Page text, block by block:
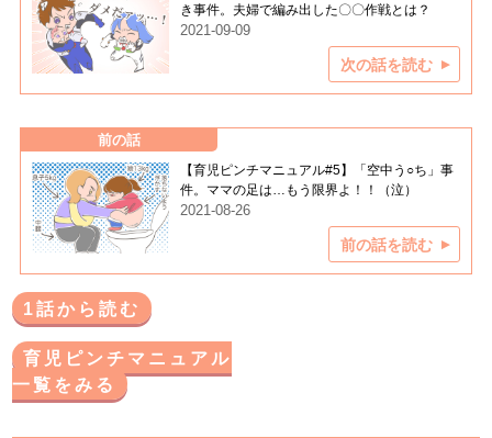
き事件。夫婦で編み出した〇〇作戦とは？
2021-09-09
次の話を読む
前の話
【育児ピンチマニュアル#5】「空中う○ち」事
件。ママの足は…もう限界よ！！（泣）
2021-08-26
前の話を読む
1話から読む
育児ピンチマニュアル
一覧をみる